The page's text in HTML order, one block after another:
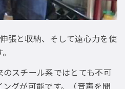
張と収納、そして遠心力を使
スチール系ではとても不可
グが可能です。（音声を聞